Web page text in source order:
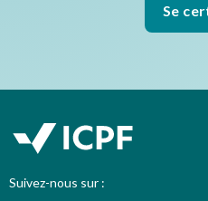
Se
Suivez-nous sur :